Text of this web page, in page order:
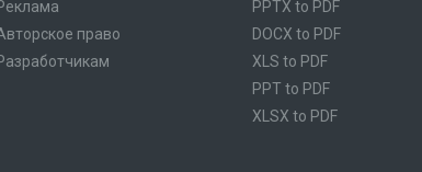
право
PPTX to PDF
DOCX to PDF
XLS to PDF
PPT to PDF
XLSX to PDF